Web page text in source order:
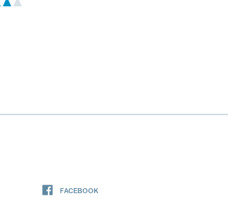
FACEBOOK